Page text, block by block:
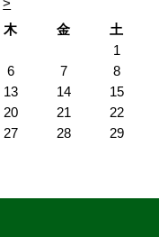
>
木 金
土
1
6 7
8
13 14
15
20 21
22
27 28
29